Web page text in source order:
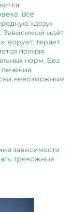
Всё
«дозу»
Зависимый идёт
ворует, теряет
полная
норм. Без
невозможным
зависимости
тревожные